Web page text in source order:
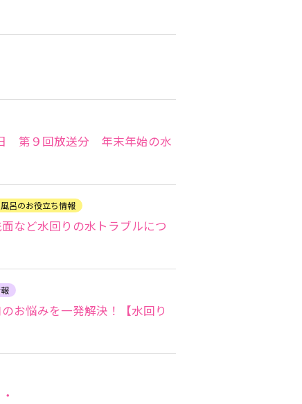
第９回放送分 年末年始の水
呂のお役立ち情報
など水回りの水トラブルにつ
お悩みを一発解決！【水回り